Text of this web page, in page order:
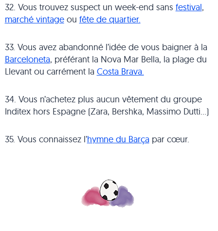
32. Vous trouvez suspect un week-end sans festival,
marché vintageou fête de quartier.
33. Vous avez abandonné l’idée de vous baigner à la
Barceloneta, préférant la Nova Mar Bella, la plage du
Llevant ou carrément la Costa Brava.
34. Vous n’achetez plus aucun vêtement du groupe
Inditex hors Espagne (Zara, Bershka, Massimo Dutti…)
35. Vous connaissez l’hymne du Barçapar cœur.